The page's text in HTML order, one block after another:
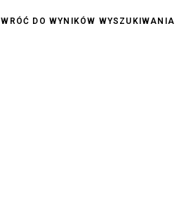
WRÓĆ DO WYNIKÓW WYSZUKIWANIA